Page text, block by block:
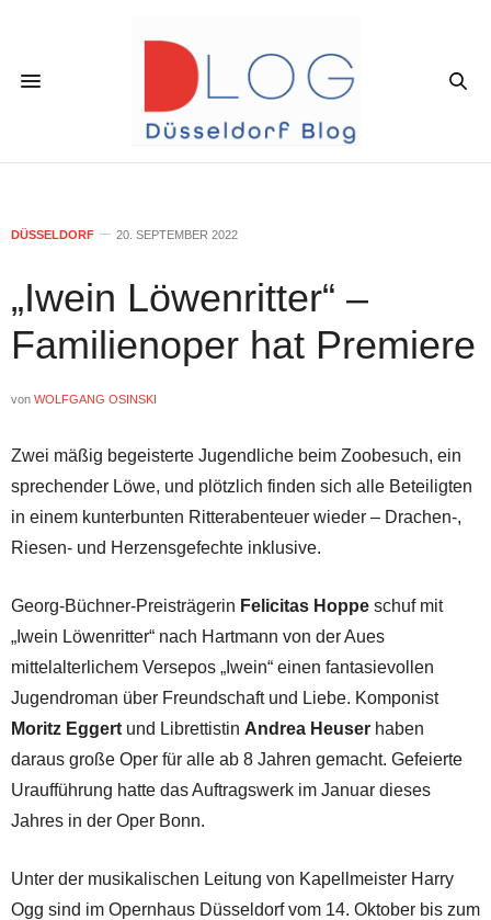
DÜSSELDORF 20. SEPTEMBER 2022
„Iwein Löwenritter“ –
Familienoper hat Premiere
von WOLFGANG OSINSKI
Zwei mäßig begeisterte Jugendliche beim Zoobesuch, ein
sprechender Löwe, und plötzlich finden sich alle Beteiligten
in einem kunterbunten Ritterabenteuer wieder – Drachen-,
Riesen- und Herzensgefechte inklusive.
Georg-Büchner-Preisträgerin Felicitas Hoppe schuf mit
„Iwein Löwenritter“ nach Hartmann von der Aues
mittelalterlichem Versepos „Iwein“ einen fantasievollen
Jugendroman über Freundschaft und Liebe. Komponist
Moritz Eggert und Librettistin Andrea Heuser haben
daraus große Oper für alle ab 8 Jahren gemacht. Gefeierte
Uraufführung hatte das Auftragswerk im Januar dieses
Jahres in der Oper Bonn.
Unter der musikalischen Leitung von Kapellmeister Harry
Ogg sind im Opernhaus Düsseldorf vom 14. Oktober bis zum